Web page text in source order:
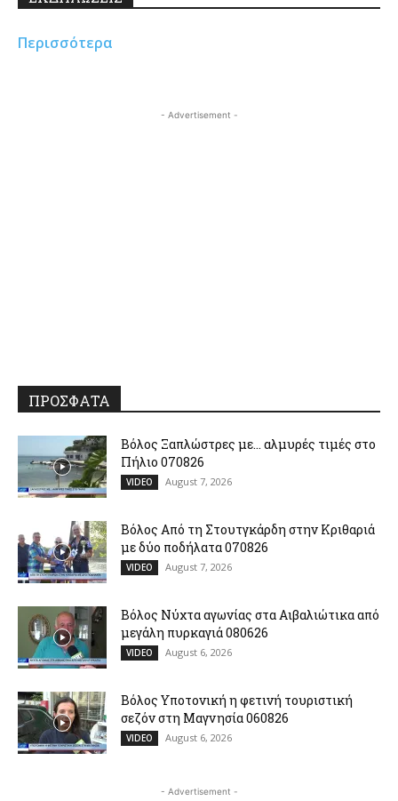
Περισσότερα
- Advertisement -
ΠΡΟΣΦΑΤΑ
Βόλος Ξαπλώστρες με… αλμυρές τιμές στο
Πήλιο 070826
VIDEO August 7, 2026
Βόλος Από τη Στουτγκάρδη στην Κριθαριά
με δύο ποδήλατα 070826
VIDEO August 7, 2026
Βόλος Νύχτα αγωνίας στα Αιβαλιώτικα από
μεγάλη πυρκαγιά 080626
VIDEO August 6, 2026
Βόλος Υποτονική η φετινή τουριστική
σεζόν στη Μαγνησία 060826
VIDEO August 6, 2026
- Advertisement -